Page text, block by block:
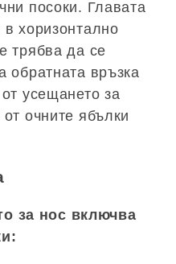
посоки. Главата
хоризонтално
трябва да се
обратната връзка
усещането за
очните ябълки
за нос включва